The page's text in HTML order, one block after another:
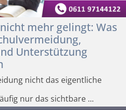
mehr gelingt: Was
Unterstützung
nicht das eigentliche
nur das sichtbare...